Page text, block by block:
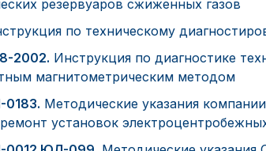
резервуаров сжиженных газов
по техническому
2002. Инструкция по диагностике
магнитометрическим методом
0183. Методические указания
установок